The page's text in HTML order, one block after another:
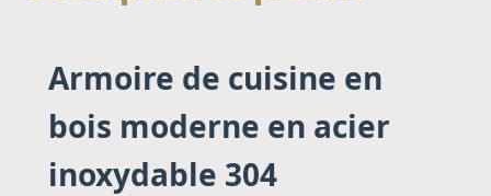
Armoire de cuisine en
bois moderne en acier
inoxydable 304